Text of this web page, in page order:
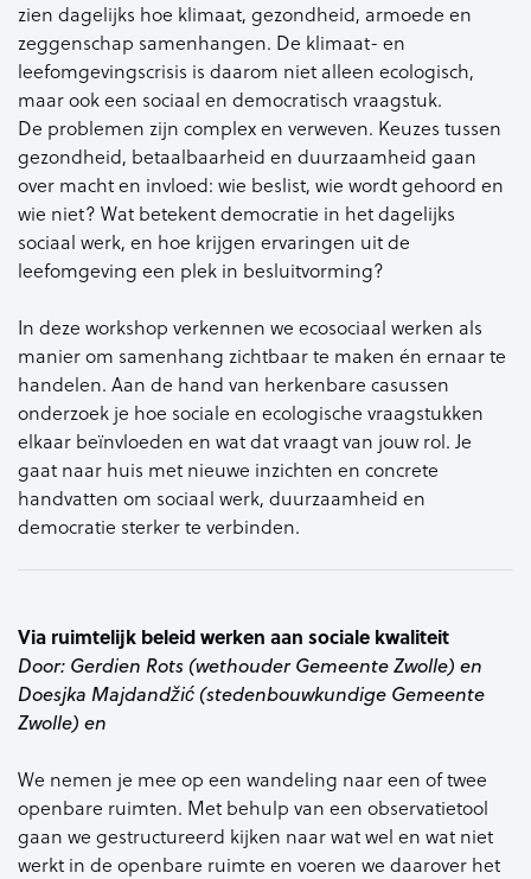
zien dagelijks hoe klimaat, gezondheid, armoede en
zeggenschap samenhangen. De klimaat- en
leefomgevingscrisis is daarom niet alleen ecologisch,
maarook een sociaal en democratisch vraagstuk.
De problemen zijn complex en verweven. Keuzes tussen
gezondheid, betaalbaarheid en duurzaamheid gaan
over macht en invloed: wie beslist, wie wordtgehoord en
wie niet? Wat betekentdemocratie in het dagelijks
sociaal werk, en hoe krijgen ervaringen uitde
leefomgeving een plek in besluitvorming?
In deze workshop verkennen we ecosociaal werken als
manier om samenhang zichtbaar te maken én ernaar te
handelen. Aan de hand van herkenbare casussen
onderzoek je hoe sociale en ecologische vraagstukken
elkaar beïnvloeden en wat dat vraagt van jouw rol. Je
gaat naar huis met nieuwe inzichten en concrete
handvatten om sociaal werk, duurzaamheid en
democratie sterker te verbinden.
Via ruimtelijk beleid werken aan sociale kwaliteit
Door: Gerdien Rots (wethouder Gemeente Zwolle) en
Doesjka Majdandžić (stedenbouwkundige Gemeente
Zwolle) en
We nemen je mee op een wandeling naar een of twee
openbare ruimten. Met behulp van een observatietool
gaan we gestructureerd kijken naar wat wel en wat niet
werkt in de openbare ruimte en voeren we daarover het